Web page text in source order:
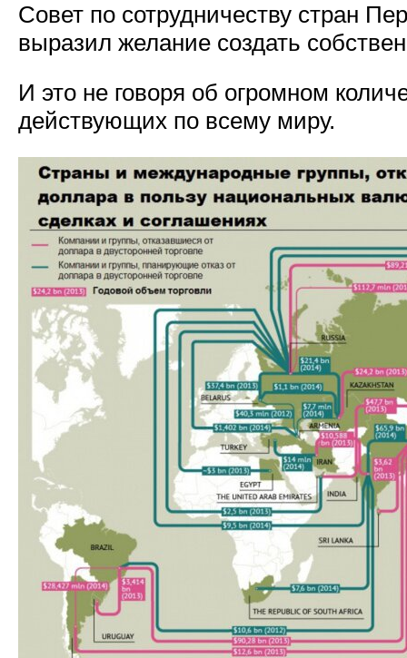
Совет по сотрудничеству стран
выразил желание создать
И это не говоря об огромном
действующих по всему миру.